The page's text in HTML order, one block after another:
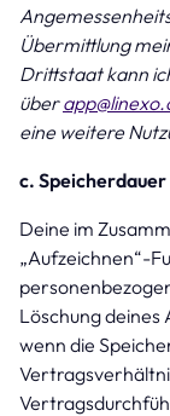
Übermittlung
Drittstaat kann
über
eine weitere
c. Speicherdauer
Deine im
„Aufzeichnen“-
Löschung
wenn die